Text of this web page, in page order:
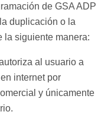
de GSA ADP
duplicación o la
la siguiente manera:
al usuario a
internet por
y únicamente